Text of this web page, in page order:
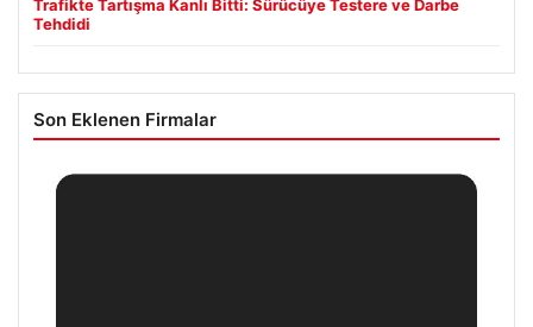
Trafikte Tartışma Kanlı Bitti: Sürücüye Testere ve Darbe
Tehdidi
Son Eklenen Firmalar